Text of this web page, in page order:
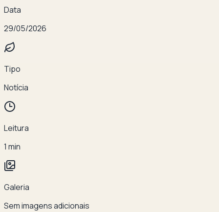
Data
29/05/2026
Tipo
Notícia
Leitura
1 min
Galeria
Sem imagens adicionais